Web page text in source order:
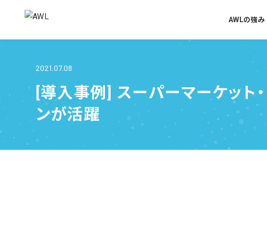
AWLの強み
2021.07.08
[導入事例] スーパーマーケット
ンが活躍